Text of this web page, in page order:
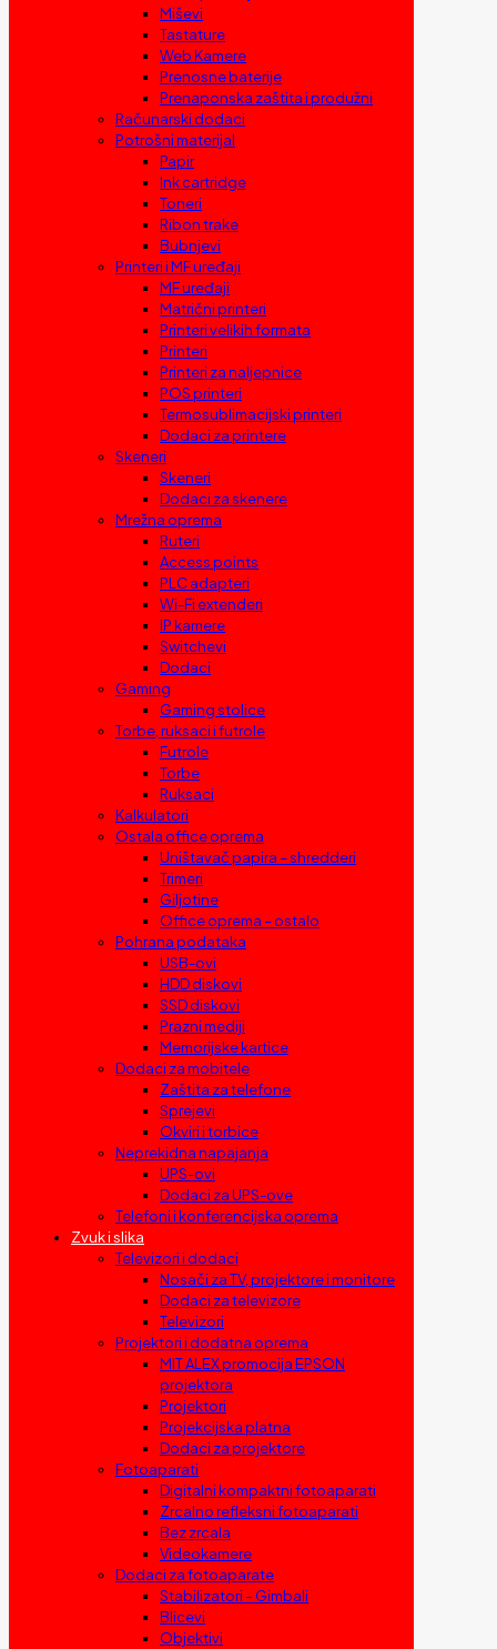
Miševi
Tastature
Web Kamere
Prenosne baterije
Prenaponska zaštita i produžni
Računarski dodaci
Potrošni materijal
Papir
Ink cartridge
Toneri
Ribon trake
Bubnjevi
Printeri i MF uređaji
MF uređaji
Matrični printeri
Printeri velikih formata
Printeri
Printeri za naljepnice
POS printeri
Termosublimacijski printeri
Dodaci za printere
Skeneri
Skeneri
Dodaci za skenere
Mrežna oprema
Ruteri
Access points
PLC adapteri
Wi-Fi extenderi
IP kamere
Switchevi
Dodaci
Gaming
Gaming stolice
Torbe, ruksaci i futrole
Futrole
Torbe
Ruksaci
Kalkulatori
Ostala office oprema
Uništavač papira – shredderi
Trimeri
Giljotine
Office oprema – ostalo
Pohrana podataka
USB-ovi
HDD diskovi
SSD diskovi
Prazni mediji
Memorijske kartice
Dodaci za mobitele
Zaštita za telefone
Sprejevi
Okviri i torbice
Neprekidna napajanja
UPS-ovi
Dodaci za UPS-ove
Telefoni i konferencijska oprema
Zvuk i slika
Televizori i dodaci
Nosači za TV, projektore i monitore
Dodaci za televizore
Televizori
Projektori i dodatna oprema
MIT ALEX promocija EPSON
projektora
Projektori
Projekcijska platna
Dodaci za projektore
Fotoaparati
Digitalni kompaktni fotoaparati
Zrcalno refleksni fotoaparati
Bez zrcala
Videokamere
Dodaci za fotoaparate
Stabilizatori – Gimbali
Blicevi
Objektivi